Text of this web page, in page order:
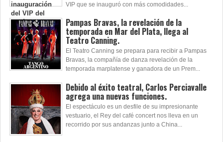
VIP que se inauguró con más comodidades...
Pampas Bravas, la revelación de la
temporada en Mar del Plata, llega al
Teatro Canning.
El Teatro Canning se prepara para recibir a Pampas
Bravas, la compañía de danza revelación de la
temporada marplatense y ganadora de un Prem...
Debido al éxito teatral, Carlos Perciavalle
agrega una nuevas funciones.
El espectáculo es un desfile de su impresionante
vestuario, el Rey del café concert nos lleva en un
recorrido por sus andanzas junto a China...